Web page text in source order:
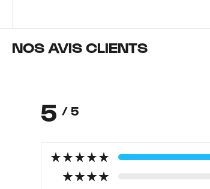
NOS AVIS CLIENTS
5 / 5